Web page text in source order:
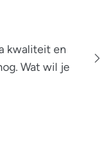
kwaliteit en
Wat wil je